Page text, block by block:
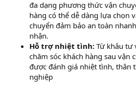
đa dạng phương thức vận
hàng có thể dễ dàng lựa chọn
chuyển đảm bảo an toàn
nhận.
Hỗ trợ nhiệt tình: Từ khâu tư
chăm sóc khách hàng sau vận
được đánh giá nhiệt tình, thân
nghiệp